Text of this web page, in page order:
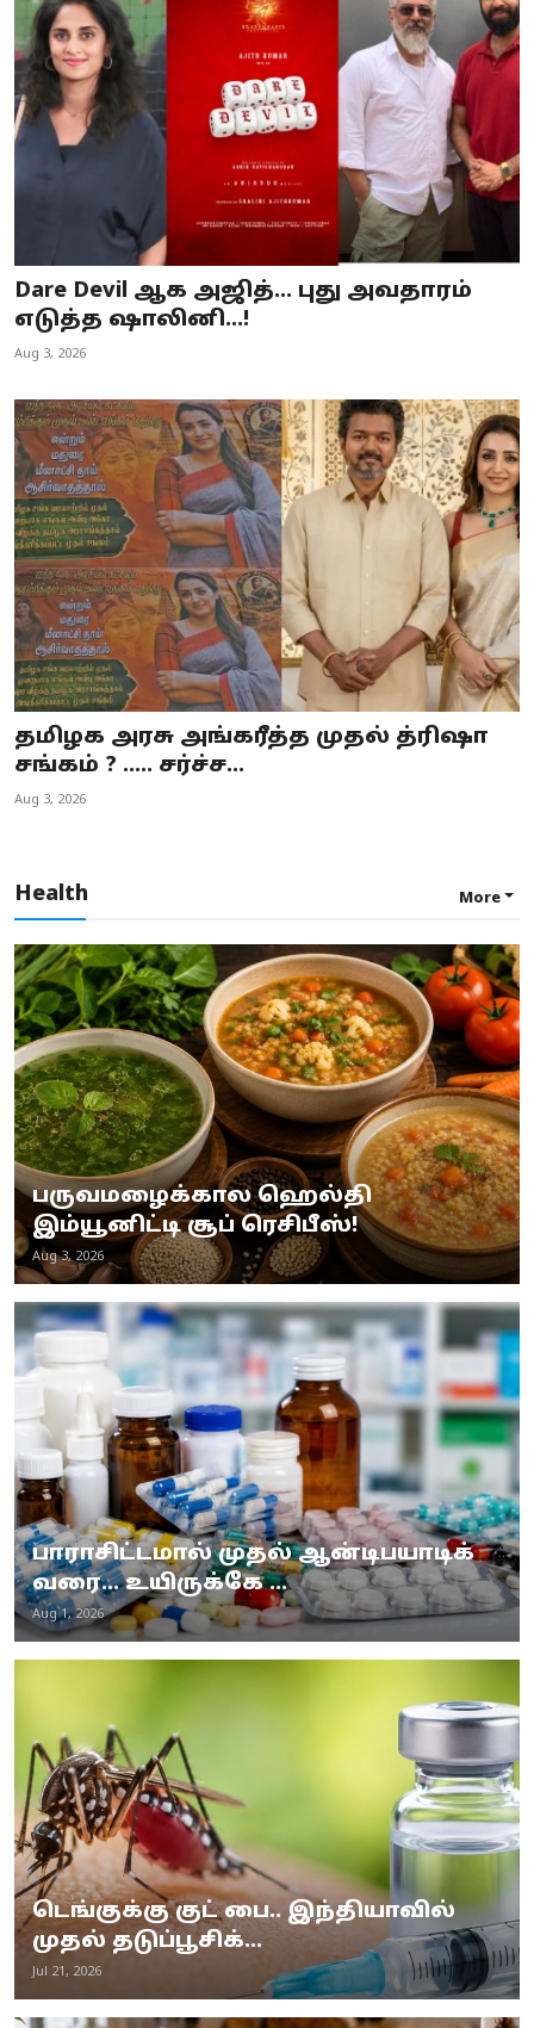
Dare Devil ஆக அஜித்... புது அவதாரம்
எடுத்த ஷாலினி...!
Aug 3, 2026
தமிழக அரசு அங்கரீத்த முதல் த்ரிஷா
சங்கம் ? ..... சர்ச்ச...
Aug 3, 2026
Health More
பருவமழைக்கால ஹெல்தி
இம்யூனிட்டி சூப் ரெசிபீஸ்!
Aug 3, 2026
பாராசிட்டமால் முதல் ஆன்டிபயாடிக்
வரை... உயிருக்கே ...
Aug 1, 2026
டெங்குக்கு குட் பை.. இந்தியாவில்
முதல் தடுப்பூசிக்...
Jul 21, 2026